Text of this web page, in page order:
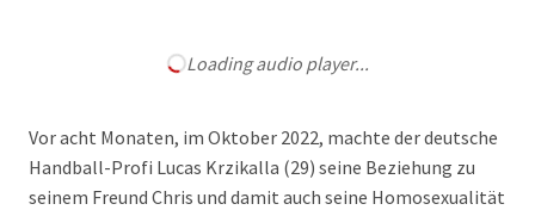
Loading audio player...
Vor acht Monaten, im Oktober 2022, machte der deutsche
Handball-Profi Lucas Krzikalla (29) seine Beziehung zu
seinem Freund Chris und damit auch seine Homosexualität